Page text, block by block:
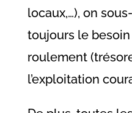
locaux,…), on
toujours le
roulement
l’exploitation